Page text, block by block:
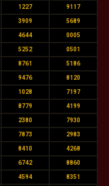
1227 9117
3909 5689
4644 0005
5252 0501
8761 5186
9476 8120
1028 7197
8779 4199
2380 7930
7873 2983
8410 4268
6742 8860
4594 8351